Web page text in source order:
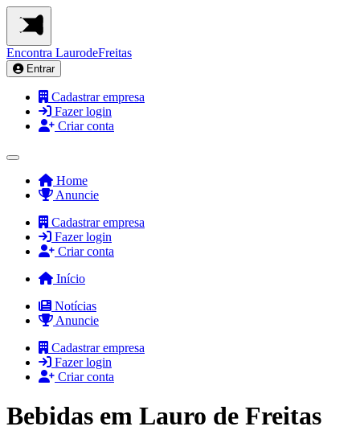
Encontra LaurodeFreitas
Entrar
Cadastrar empresa
Fazer login
Criar conta
Home
Anuncie
Cadastrar empresa
Fazer login
Criar conta
Início
Notícias
Anuncie
Cadastrar empresa
Fazer login
Criar conta
Bebidas em Lauro de Freitas